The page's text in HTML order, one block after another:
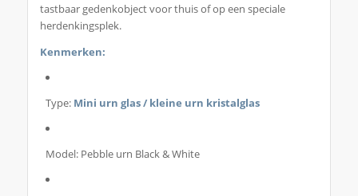
tastbaar gedenkobject voor thuis of op een speciale
herdenkingsplek.
Kenmerken:
Type: Mini urn glas / kleine urn kristalglas
Model: Pebble urn Black & White